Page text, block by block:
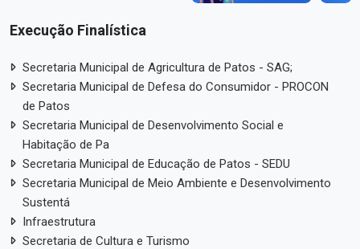
Execução Finalística
Secretaria Municipal de Agricultura de Patos - SAG;
Secretaria Municipal de Defesa do Consumidor - PROCON
de Patos
Secretaria Municipal de Desenvolvimento Social e
Habitação de Pa
Secretaria Municipal de Educação de Patos - SEDU
Secretaria Municipal de Meio Ambiente e Desenvolvimento
Sustentá
Infraestrutura
Secretaria de Cultura e Turismo